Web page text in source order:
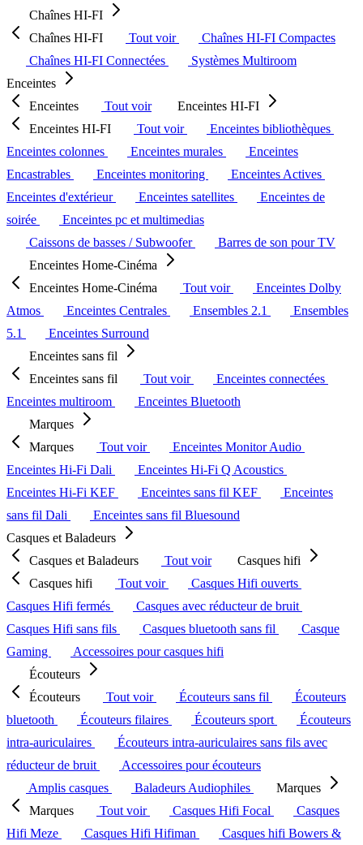
Chaînes HI-FI
Chaînes HI-FI
Tout voir
Chaînes HI-FI Compactes
Chaînes HI-FI Connectées
Systèmes Multiroom
Enceintes
Enceintes
Tout voir
Enceintes HI-FI
Enceintes HI-FI
Tout voir
Enceintes bibliothèques
Enceintes colonnes
Enceintes murales
Enceintes
Encastrables
Enceintes monitoring
Enceintes Actives
Enceintes d'extérieur
Enceintes satellites
Enceintes de
soirée
Enceintes pc et multimedias
Caissons de basses / Subwoofer
Barres de son pour TV
Enceintes Home-Cinéma
Enceintes Home-Cinéma
Tout voir
Enceintes Dolby
Atmos
Enceintes Centrales Ensembles 2.1
Ensembles
5.1
Enceintes Surround
Enceintes sans fil
Enceintes sans fil
Tout voir
Enceintes connectées
Enceintes multiroom
Enceintes Bluetooth
Marques
Marques
Tout voir
Enceintes Monitor Audio
Enceintes Hi-Fi Dali
Enceintes Hi-Fi Q Acoustics
Enceintes Hi-Fi KEF
Enceintes sans fil KEF
Enceintes
sans fil Dali
Enceintes sans fil Bluesound
Casques et Baladeurs
Casques et Baladeurs
Tout voir
Casques hifi
Casques hifi
Tout voir
Casques Hifi ouverts
Casques Hifi fermés
Casques avec réducteur de bruit
Casques Hifi sans fils
Casques bluetooth sans fil
Casque
Gaming
Accessoires pour casques hifi
Écouteurs
Écouteurs
Tout voir Écouteurs sans fil
Écouteurs
bluetooth
Écouteurs filaires Écouteurs sport
Écouteurs
intra-auriculaires
Écouteurs intra-auriculaires sans fils avec
réducteur de bruit
Accessoires pour écouteurs
Amplis casques
Baladeurs Audiophiles
Marques
Marques
Tout voir Casques Hifi Focal
Casques
Hifi Meze
Casques Hifi Hifiman
Casques hifi Bowers &